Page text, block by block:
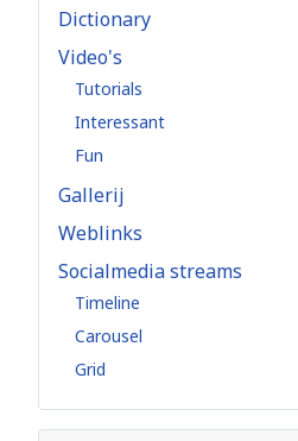
Dictionary
Video's
Tutorials
Interessant
Fun
Gallerij
Weblinks
Socialmedia streams
Timeline
Carousel
Grid